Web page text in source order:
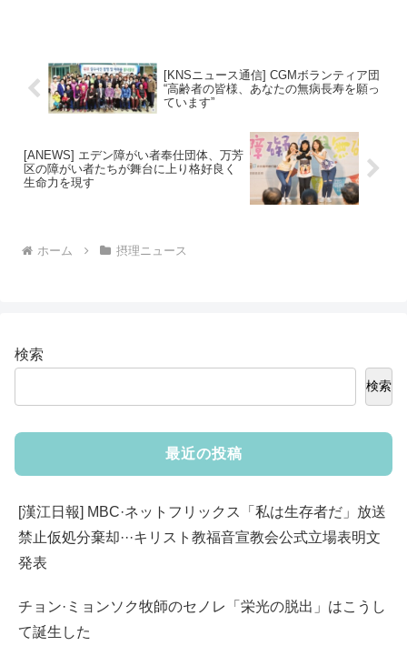
[KNSニュース通信] CGMボランティア団
“高齢者の皆様、あなたの無病長寿を願っ
ています”
[ANEWS] エデン障がい者奉仕団体、万芳
区の障がい者たちが舞台に上り格好良く
生命力を現す
ホーム 摂理ニュース
検索
検索
最近の投稿
[漢江日報] MBC·ネットフリックス「私は生存者だ」放送
禁止仮処分棄却···キリスト教福音宣教会公式立場表明文
発表
チョン·ミョンソク牧師のセノレ「栄光の脱出」はこうし
て誕生した